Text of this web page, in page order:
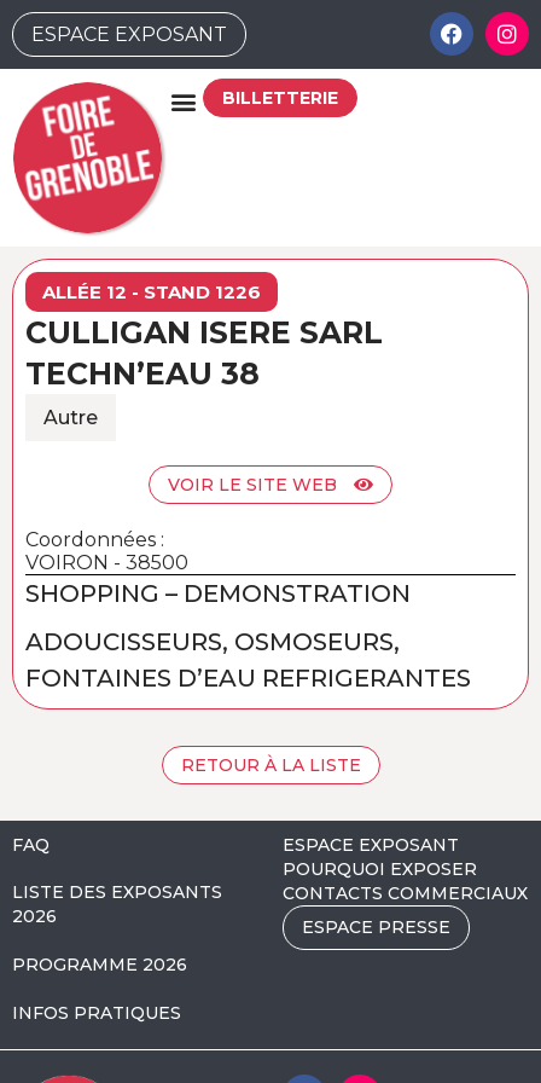
ESPACE EXPOSANT
BILLETTERIE
ALLÉE 12 - STAND 1226
CULLIGAN ISERE SARL
TECHN’EAU 38
Autre
VOIR LE SITE WEB
Coordonnées :
VOIRON - 38500
SHOPPING – DEMONSTRATION
ADOUCISSEURS, OSMOSEURS,
FONTAINES D’EAU REFRIGERANTES
RETOUR À LA LISTE
FAQ
LISTE DES EXPOSANTS
2026
PROGRAMME 2026
INFOS PRATIQUES
ESPACE EXPOSANT
POURQUOI EXPOSER
CONTACTS COMMERCIAUX
ESPACE PRESSE